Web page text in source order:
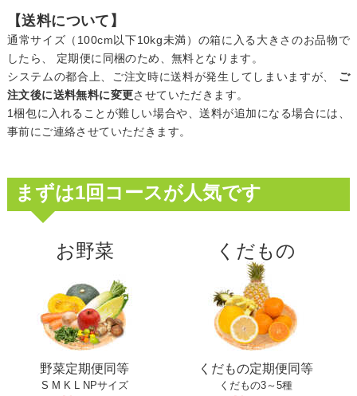
【送料について】
通常サイズ（100cm以下10kg未満）の箱に入る大きさのお品物で
したら、 定期便に同梱のため、無料となります。
システムの都合上、ご注文時に送料が発生してしまいますが、 ご
注文後に送料無料に変更させていただきます。
1梱包に入れることが難しい場合や、送料が追加になる場合には、
事前にご連絡させていただきます。
まずは1回コースが人気です
お野菜 くだもの
野菜定期便同等 くだもの定期便同等
S M K L NPサイズ くだもの3～5種